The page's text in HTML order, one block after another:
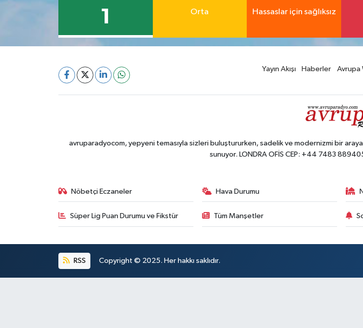
1 Orta Hassaslar için sağlıksız
Yayın Akışı Haberler Avrupa
avruparadyocom, yepyeni temasıyla sizleri buluştururken, sadelik ve modernizmi bir
sunuyor. LONDRA OFİS CEP: +44 7483
Nöbetçi Eczaneler Hava Durumu
Süper Lig Puan Durumu ve Fikstür Tüm Manşetler
RSS Copyright © 2025. Her hakkı saklıdır.